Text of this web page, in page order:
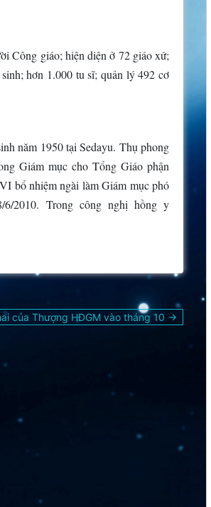
Công giáo; hiện diện ở 72 giáo xứ;
hơn 1.000 tu sĩ; quản lý 492 cơ
năm 1950 tại Sedayu. Thụ phong
Giám mục cho Tổng Giáo phận
bổ nhiệm ngài làm Giám mục phó
2010. Trong công nghị hồng y
của Thượng HĐGM vào tháng 10 →